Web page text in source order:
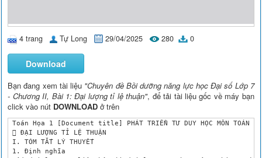
4 trang Tự Long 29/04/2025 280 0
Download
Bạn đang xem tài liệu "Chuyên đề Bồi dưỡng năng lực học Đại số Lớp 7
- Chương II, Bài 1: Đại lượng tỉ lệ thuận", để tải tài liệu gốc về máy bạn
click vào nút DOWNLOAD ở trên
Toán Họa 1 [Document title] PHÁT TRIỂN TƯ DUY HỌC MÔN TOÁN 7
 ĐẠI LƯỢNG TỈ LỆ THUẬN
I. TÓM TẮT LÝ THUYẾT
1. Định nghĩa